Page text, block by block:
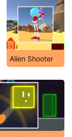
Alien Shooter